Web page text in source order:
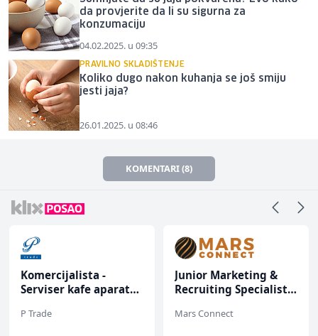
da provjerite da li su sigurna za
konzumaciju
04.02.2025. u 09:35
PRAVILNO SKLADIŠTENJE
Koliko dugo nakon kuhanja se još smiju
jesti jaja?
26.01.2025. u 08:46
KOMENTARI (8)
Komercijalista -
Serviser kafe aparata
P Trade
Junior Marketing &
Recruiting Specialist
Mars Connect